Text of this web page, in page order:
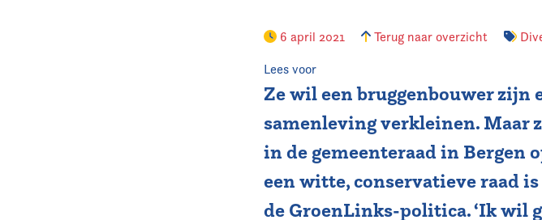
6 april 2021 Terug naar overzicht
Lees voor
Ze wil een bruggenbouwer zijn
samenleving verkleinen. Maar
in de gemeenteraad in Bergen
een witte, conservatieve raad
de GroenLinks-politica. ‘Ik wil